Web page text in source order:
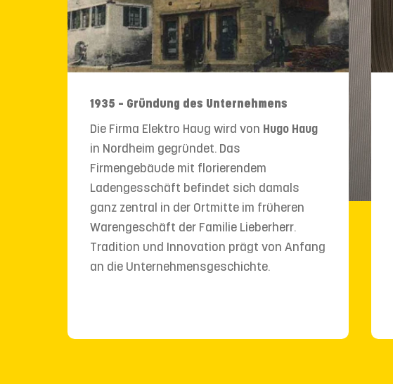
1935 – Gründung des Unternehmens
Die Firma Elektro Haug wird von Hugo Haug
in Nordheim gegründet. Das
Firmengebäude mit florierendem
Ladengesschäft befindet sich damals
ganz zentral in der Ortmitte im früheren
Warengeschäft der Familie Lieberherr.
Tradition und Innovation prägt von Anfang
an die Unternehmensgeschichte.